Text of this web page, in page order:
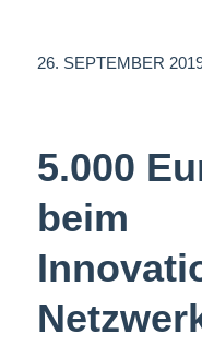
26. SEPTEMBER
5.000
beim